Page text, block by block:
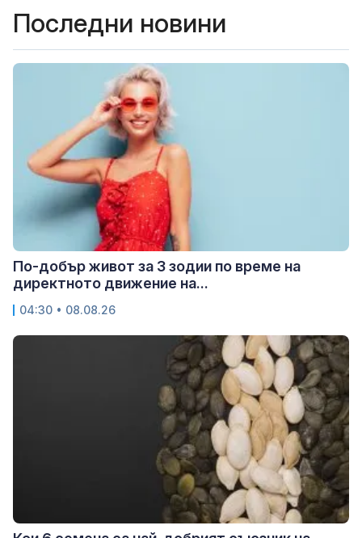
Последни новини
По-добър живот за 3 зодии по време на
директното движение на...
04:30 • 08.08.26